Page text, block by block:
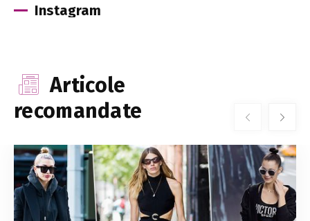
Instagram
Articole
recomandate